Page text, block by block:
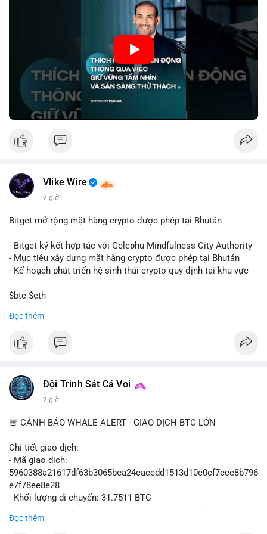
nhà đầu tư thành công thường tập trung vào nguyên tắc cơ
bản, phân배 tài sản hợp lý và kiên持 theo kế hoạch đã định.
Điều này không chỉ giúp giảm rủi ro mà còn tạo điều kiện để
tận dụng cơ hội khi thị trường phục hồi.
🎥 Xem video trực tiếp tại:
Nguồn: VIETSUCCESS
Vlike Wire
2 giờ
Bitget mở rộng mặt hàng crypto được phép tại Bhután
- Bitget ký kết hợp tác với Gelephu Mindfulness City Authority
- Mục tiêu xây dựng mặt hàng crypto được phép tại Bhután
- Kế hoạch phát triển hệ sinh thái crypto quy định tại khu vực
$btc $eth
#vlikevn
📰 Nguồn: Cointelegraph
Đọc thêm
Đội Trinh Sát Cá Voi
2 giờ
🚨 CẢNH BÁO WHALE ALERT - GIAO DỊCH BTC LỚN
Chi tiết giao dịch:
- Mã giao dịch:
5960388a21617df63b3065bea24cacedd1513d10e0cf7ece8b796
e7f78ee8e28
- Khối lượng di chuyển: 31.7511 BTC
USD)
Đọc thêm